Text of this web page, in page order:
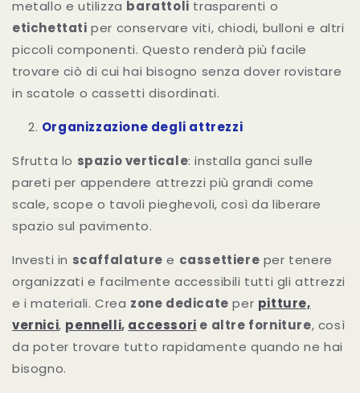
metallo e utilizza barattoli trasparenti o
etichettati per conservare viti, chiodi, bulloni e altri
piccoli componenti. Questo renderà più facile
trovare ciò di cui hai bisogno senza dover rovistare
in scatole o cassetti disordinati.
Organizzazione degli attrezzi
Sfrutta lo spazio verticale: installa ganci sulle
pareti per appendere attrezzi più grandi come
scale, scope o tavoli pieghevoli, così da liberare
spazio sul pavimento.
Investi in scaffalature e cassettiere per tenere
organizzati e facilmente accessibili tutti gli attrezzi
e i materiali. Crea zone dedicate per pitture,
vernici, pennelli, accessori e altre forniture, così
da poter trovare tutto rapidamente quando ne hai
bisogno.